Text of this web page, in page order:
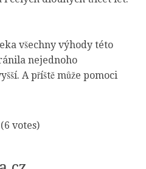
všechny výhody této
nejednoho
A příště může pomoci
votes)